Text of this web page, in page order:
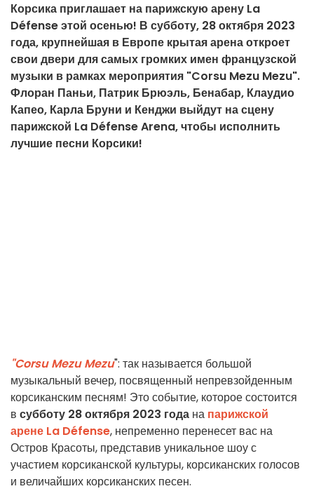
Корсика приглашает на парижскую арену La
Défense этой осенью! В субботу, 28 октября 2023
года, крупнейшая в Европе крытая арена откроет
свои двери для самых громких имен французской
музыки в рамках мероприятия "Corsu Mezu Mezu".
Флоран Паньи, Патрик Брюэль, Бенабар, Клаудио
Капео, Карла Бруни и Кенджи выйдут на сцену
парижской La Défense Arena, чтобы исполнить
лучшие песни Корсики!
"Corsu Mezu Mezu": так называется большой
музыкальный вечер, посвященный непревзойденным
корсиканским песням! Это событие, которое состоится
в субботу 28 октября 2023 года на парижской
арене La Défense, непременно перенесет вас на
Остров Красоты, представив уникальное шоу с
участием корсиканской культуры, корсиканских голосов
и величайших корсиканских песен.